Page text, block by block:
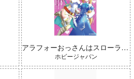
「ポケモン feat. 初音ミク VO
LTAGE Live！」Blu-ray特装
盤 アラフォーおっさんはスローライフの夢 5
ホビージャパン